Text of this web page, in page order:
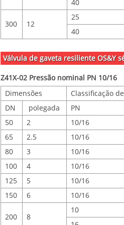
40
300 12
25
40
Válvula de gaveta resiliente OS&Y
Z41X-02 Pressão nominal PN 10/16
Dimensões
Classificação
DN
polegada
PN
50
2
10/16
65
2.5
10/16
80
3
10/16
100
4
10/16
125
5
10/16
150
6 10/16
200 8
10